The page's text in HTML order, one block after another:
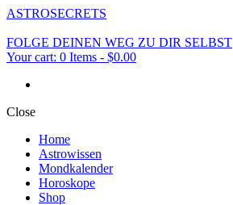
ASTROSECRETS
FOLGE DEINEN WEG ZU DIR SELBST
Your cart: 0 Items - $0.00
Close
Home
Astrowissen
Mondkalender
Horoskope
Shop